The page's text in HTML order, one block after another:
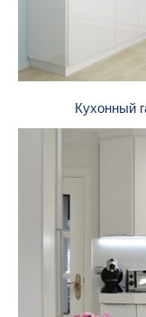
Кухонный